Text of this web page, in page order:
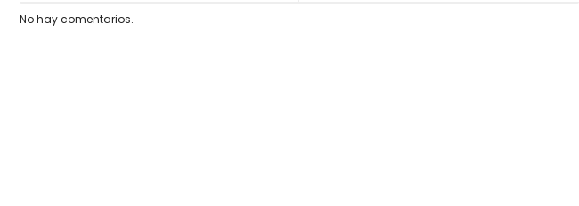
No hay comentarios.